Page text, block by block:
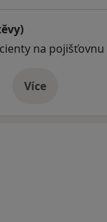
na pojišťovnu
Víceo adrese